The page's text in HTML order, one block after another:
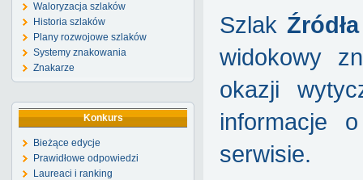
Waloryzacja szlaków
Historia szlaków
Plany rozwojowe szlaków
Systemy znakowania
Znakarze
Konkurs
Bieżące edycje
Prawidłowe odpowiedzi
Laureaci i ranking
Szlak
widokowy
okazji
informacje
serwisie.